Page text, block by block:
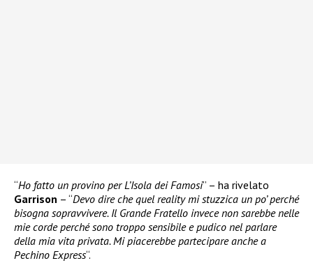
“Ho fatto un provino per L’Isola dei Famosi” – ha rivelato
Garrison – “Devo dire che quel reality mi stuzzica un po’ perché
bisogna sopravvivere. Il Grande Fratello invece non sarebbe nelle
mie corde perché sono troppo sensibile e pudico nel parlare
della mia vita privata. Mi piacerebbe partecipare anche a
Pechino Express“.